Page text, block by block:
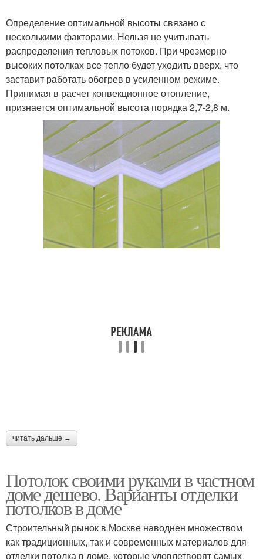
Определение оптимальной высоты связано с
несколькими факторами. Нельзя не учитывать
распределения тепловых потоков. При чрезмерно
высоких потолках все тепло будет уходить вверх, что
заставит работать обогрев в усиленном режиме.
Принимая в расчет конвекционное отопление,
признается оптимальной высота порядка 2,7-2,8 м.
читать дальше →
Потолок своими руками в частном
доме дешево. Варианты отделки
потолков в доме
Строительный рынок в Москве наводнен множеством
как традиционных, так и современных материалов для
отделки потолка в доме, которые удовлетворят самых